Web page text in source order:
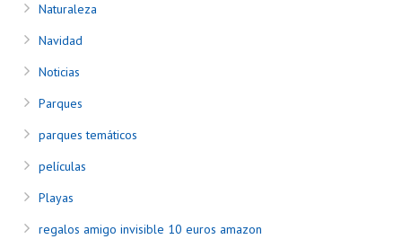
Naturaleza
Navidad
Noticias
Parques
parques temáticos
películas
Playas
regalos amigo invisible 10 euros amazon